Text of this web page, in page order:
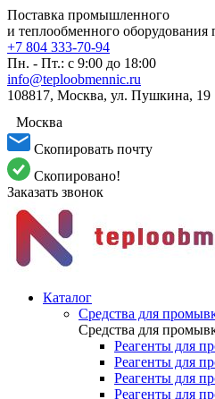
Поставка промышленного
и теплообменного оборудования
+7 804 333-70-94
Пн. - Пт.: с 9:00 до 18:00
info@teploobmennic.ru
108817, Москва, ул. Пушкина, 19
Москва
Скопировать почту
Скопировано!
Заказать звонок
Каталог
Средства для
Средства для
Реагенты для
Реагенты для
Реагенты для
Реагенты для